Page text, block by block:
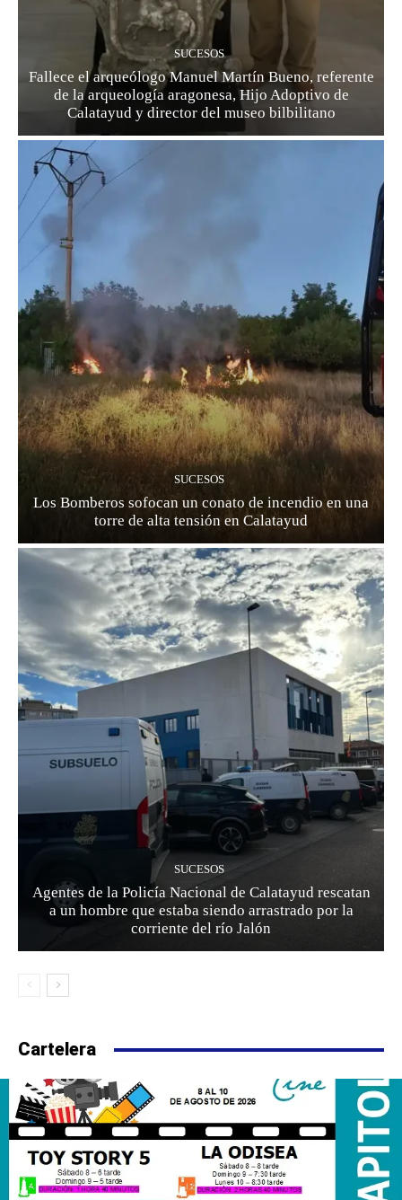
SUCESOS
Fallece el arqueólogo Manuel Martín Bueno, referente
de la arqueología aragonesa, Hijo Adoptivo de
Calatayud y director del museo bilbilitano
SUCESOS
Los Bomberos sofocan un conato de incendio en una
torre de alta tensión en Calatayud
SUCESOS
Agentes de la Policía Nacional de Calatayud rescatan
a un hombre que estaba siendo arrastrado por la
corriente del río Jalón
Cartelera